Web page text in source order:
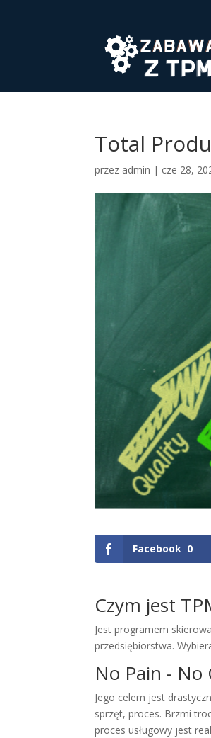
Total
przez admin | cze 28,
Facebook 0
Czym jest
Jest programem
przedsiębiorstwa.
No Pain - No
Jego celem jest
sprzęt, proces. Brzmi
proces usługowy jest